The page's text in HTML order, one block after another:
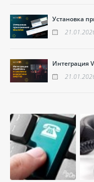
Установка
Интеграция